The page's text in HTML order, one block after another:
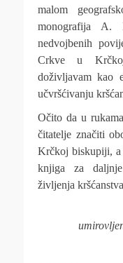
malom
monografija A.
nedvojbenih
Crkve u
doživljavam kao
učvršćivanju
Očito da u
čitatelje značiti
Krčkoj biskupiji, a
knjiga za daljnje
življenja